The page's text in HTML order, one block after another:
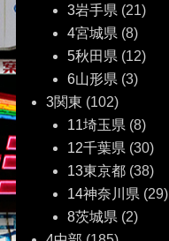
3岩手県 (21)
4宮城県 (8)
5秋田県 (12)
6山形県 (3)
3関東 (102)
11埼玉県 (8)
12千葉県 (30)
13東京都(38)
14神奈川県 (29)
8茨城県 (2)